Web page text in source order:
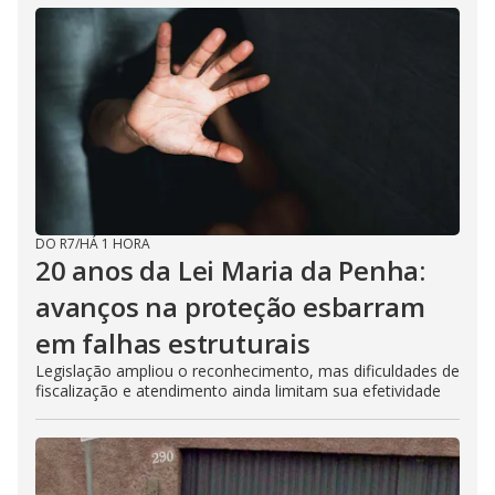
i
d
e
o
DO R7/HÁ 1 HORA
20 anos da Lei Maria da Penha:
avanços na proteção esbarram
em falhas estruturais
Legislação ampliou o reconhecimento, mas dificuldades de
fiscalização e atendimento ainda limitam sua efetividade